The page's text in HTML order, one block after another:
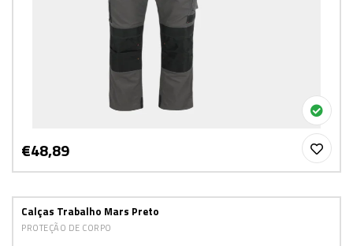
€48,89
Calças Trabalho Mars Preto
PROTEÇÃO DE CORPO